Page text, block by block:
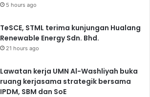
5 hours ago
TeSCE, STML terima kunjungan Hualang
Renewable Energy Sdn. Bhd.
21 hours ago
Lawatan kerja UMN Al-Washliyah buka
ruang kerjasama strategik bersama
IPDM, SBM dan SoE